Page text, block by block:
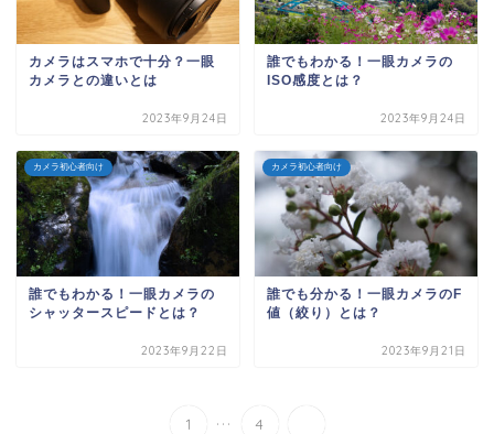
カメラはスマホで十分？一眼
カメラとの違いとは
2023年9月24日
誰でもわかる！一眼カメラの
ISO感度とは？
2023年9月24日
カメラ初心者向け
誰でもわかる！一眼カメラの
シャッタースピードとは？
2023年9月22日
カメラ初心者向け
誰でも分かる！一眼カメラのF
値（絞り）とは？
2023年9月21日
1 ... 4